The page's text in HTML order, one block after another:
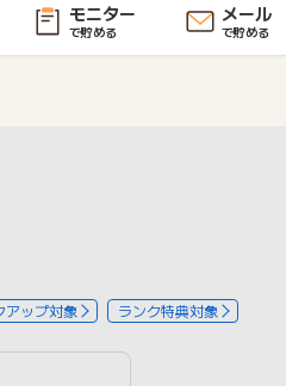
モニター
で貯める
メール
で貯める
アップ対象 ランク特典対象